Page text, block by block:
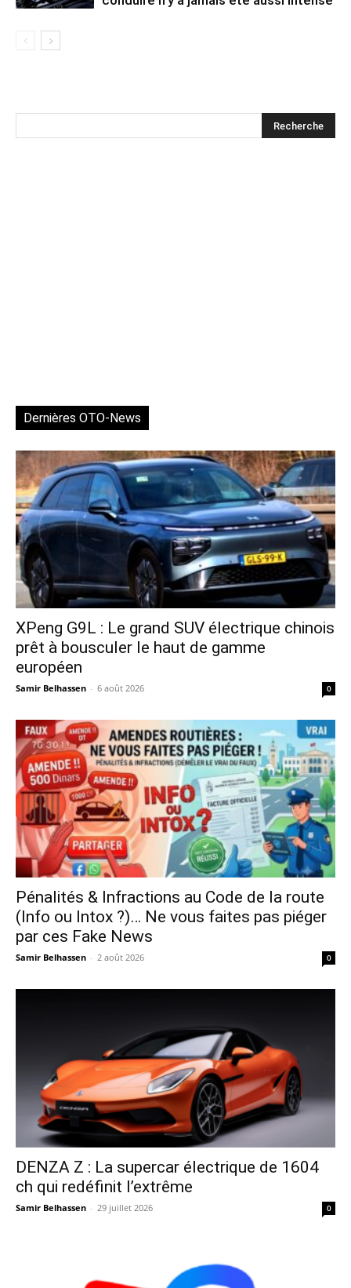
Dernières OTO-News
XPeng G9L : Le grand SUV électrique chinois
prêt à bousculer le haut de gamme
européen
Samir Belhassen - 6 août 2026 0
Pénalités & Infractions au Code de la route
(Info ou Intox ?)… Ne vous faites pas piéger
par ces Fake News
Samir Belhassen - 2 août 2026 0
DENZA Z : La supercar électrique de 1604
ch qui redéfinit l’extrême
Samir Belhassen - 29 juillet 2026 0